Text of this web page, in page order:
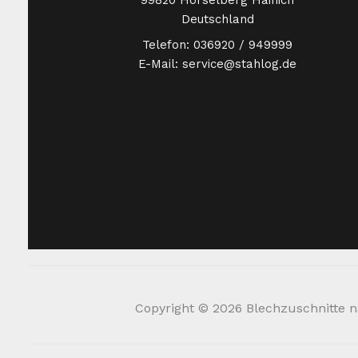
Deutschland
Telefon: 036920 / 949999
E-Mail: service@stahlog.de
Copyright © 2026 Blechzuschnitte